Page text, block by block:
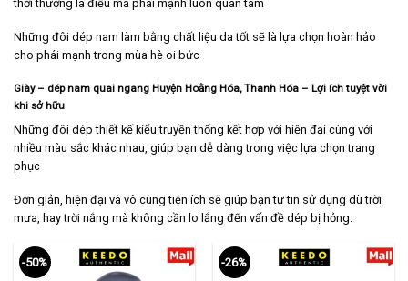
thời thượng là điều mà phái mạnh luôn quan tâm
Những đôi dép nam làm bằng chất liệu da tốt sẽ là lựa chọn hoàn hảo
cho phái mạnh trong mùa hè oi bức
Giày – dép nam quai ngang Huyện Hoằng Hóa, Thanh Hóa – Lợi ích tuyệt vời
khi sở hữu
Những đôi dép thiết kế kiểu truyền thống kết hợp với hiện đại cùng với
nhiều màu sắc khác nhau, giúp bạn dễ dàng trong việc lựa chọn trang
phục
Đơn giản, hiện đại và vô cùng tiện ích sẽ giúp bạn tự tin sử dụng dù trời
mưa, hay trời nắng mà không cần lo lắng đến vấn đề dép bị hỏng.
-50% -26%